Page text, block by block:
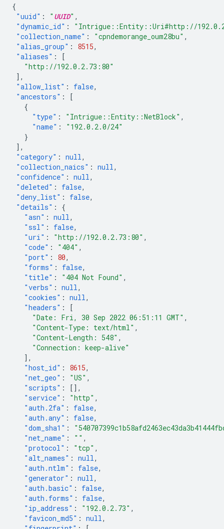
{
"uuid" : " UUID" ,
"dynamic_id" :
"Intrigue::Entity::Uri#http://
"collection_name" : "cpndemorange_oum28bu" ,
"alias_group" : 8515,
"aliases" :
[
"http://192.0.2.73:80"
],
"allow_list" : false,
"ancestors" :
[
{
"type" : "Intrigue::Entity::NetBlock" ,
"name" :
"192.0.2.0/24"
}
],
"category" : null,
"collection_naics" : null,
"confidence" : null,
"deleted" : false,
"deny_list" : false,
"details" :
{
"asn" : null,
"ssl" : false,
"uri" : "http://192.0.2.73:80" ,
"code" : "404" ,
"port" : 80,
"forms" : false,
"title" : "404 Not Found" ,
"verbs" : null,
"cookies" : null,
"headers" :
[
"Date: Fri, 30 Sep 2022 06:51:11 GMT" ,
"Content-Type: text/html" ,
"Content-Length: 548" ,
"Connection: keep-alive"
],
"host_id" : 8615,
"net_geo" : "US" ,
"scripts" :
[],
"service" : "http" ,
"auth.2fa" : false,
"auth.any" : false,
"dom_sha1" :
"net_name" : "" ,
"protocol" : "tcp" ,
"alt_names" : null,
"auth.ntlm" : false,
"generator" : null,
"auth.basic" : false,
"auth.forms" : false,
"ip_address" : "192.0.2.73" ,
"favicon_md5" : null,